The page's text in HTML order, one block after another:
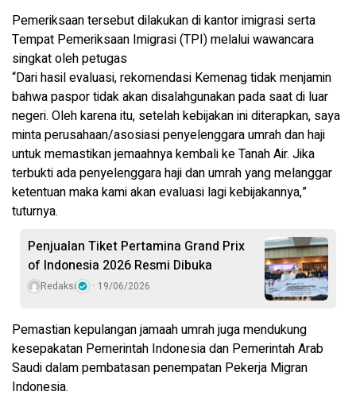
Pemeriksaan tersebut dilakukan di kantor imigrasi serta
Tempat Pemeriksaan Imigrasi (TPI) melalui wawancara
singkat oleh petugas
“Dari hasil evaluasi, rekomendasi Kemenag tidak menjamin
bahwa paspor tidak akan disalahgunakan pada saat di luar
negeri. Oleh karena itu, setelah kebijakan ini diterapkan, saya
minta perusahaan/asosiasi penyelenggara umrah dan haji
untuk memastikan jemaahnya kembali ke Tanah Air. Jika
terbukti ada penyelenggara haji dan umrah yang melanggar
ketentuan maka kami akan evaluasi lagi kebijakannya,”
tuturnya.
Penjualan Tiket Pertamina Grand Prix
of Indonesia 2026 Resmi Dibuka
Redaksi 19/06/2026
Pemastian kepulangan jamaah umrah juga mendukung
kesepakatan Pemerintah Indonesia dan Pemerintah Arab
Saudi dalam pembatasan penempatan Pekerja Migran
Indonesia.